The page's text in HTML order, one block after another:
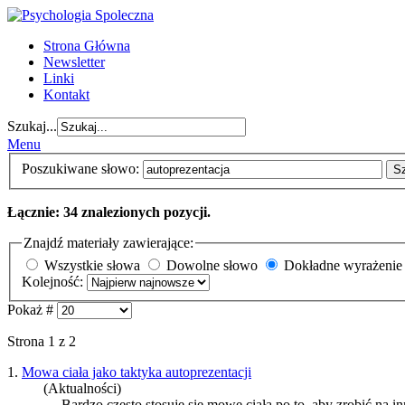
Strona Główna
Newsletter
Linki
Kontakt
Szukaj...
Menu
Poszukiwane słowo:
Łącznie: 34 znalezionych pozycji.
Znajdź materiały zawierające:
Wszystkie słowa
Dowolne słowo
Dokładne wyrażenie
Kolejność:
Pokaż #
Strona 1 z 2
1. Mowa ciała jako taktyka autoprezentacji
(Aktualności)